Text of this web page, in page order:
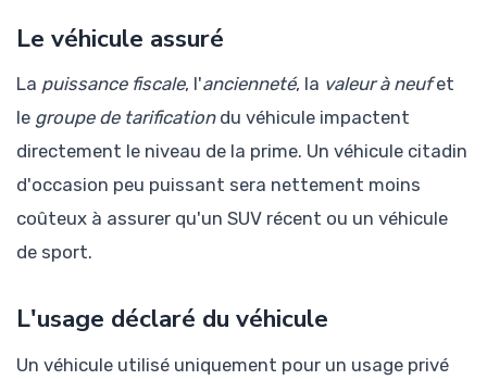
Le véhicule assuré
La puissance fiscale, l'ancienneté, la valeur à neufet
le groupe de tarificationdu véhicule impactent
directement le niveau de la prime. Un véhicule citadin
d'occasion peu puissant sera nettement moins
coûteux à assurer qu'un SUV récent ou un véhicule
de sport.
L'usage déclaré du véhicule
Un véhicule utilisé uniquement pour un usage privé